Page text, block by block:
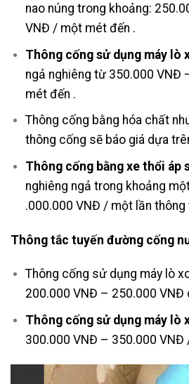
nao núng trong khoảng:
VNĐ / một mét đến .
Thông cống sử dụng máy lò
ngả nghiêng từ 350.000 VNĐ
mét đến .
Thông cống bằng hóa chất
thông cống sẽ báo giá dựa
Thông cống bằng xe thổi áp
nghiêng ngả trong khoảng
.000.000 VNĐ / một lần thông
Thông tắc tuyến đường cống
Thông cống sử dụng máy lò
200.000 VNĐ – 250.000 VNĐ
Thông cống sử dụng máy lò
300.000 VNĐ – 350.000 VNĐ